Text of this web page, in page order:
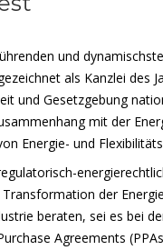
und
als Kanzlei des
und Gesetzgebung
mit der
Energie- und
Transformation der
beraten, sei es bei
Agreements